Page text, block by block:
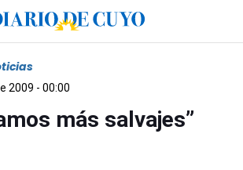
2009 - 00:00
más salvajes”